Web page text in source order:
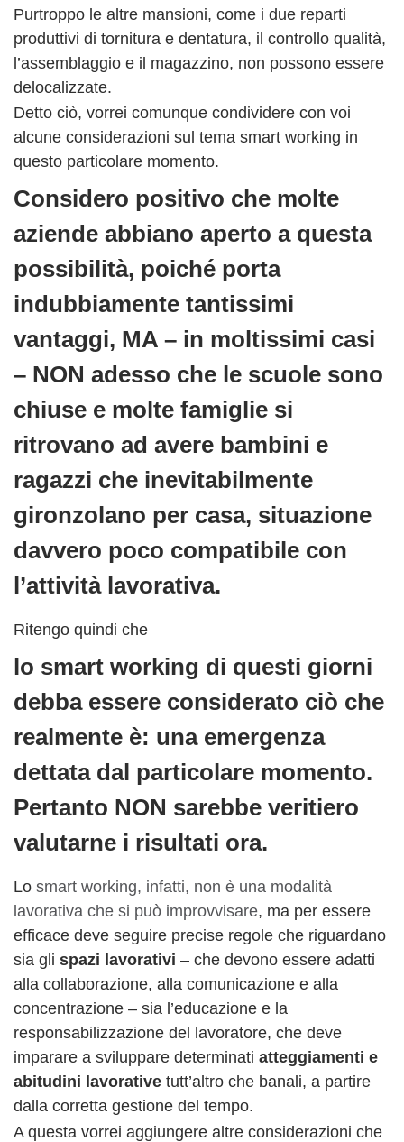
Purtroppo le altre mansioni, come i due reparti
produttivi di tornitura e dentatura, il controllo qualità,
l’assemblaggio e il magazzino, non possono essere
delocalizzate.
Detto ciò, vorrei comunque condividere con voi
alcune considerazioni sul tema smart working in
questo particolare momento.
Considero positivo che molte
aziende abbiano aperto a questa
possibilità, poiché porta
indubbiamente tantissimi
vantaggi, MA – in moltissimi casi
– NON adesso che le scuole sono
chiuse e molte famiglie si
ritrovano ad avere bambini e
ragazzi che inevitabilmente
gironzolano per casa, situazione
davvero poco compatibile con
l’attività lavorativa.
Ritengo quindi che
lo smart working di questi giorni
debba essere considerato ciò che
realmente è: una emergenza
dettata dal particolare momento.
Pertanto NON sarebbe veritiero
valutarne i risultati ora.
Lo smart working, infatti, non è una modalità
lavorativa che si può improvvisare, ma per essere
efficace deve seguire precise regole che riguardano
sia gli spazi lavorativi – che devono essere adatti
alla collaborazione, alla comunicazione e alla
concentrazione – sia l’educazione e la
responsabilizzazione del lavoratore, che deve
imparare a sviluppare determinati atteggiamenti e
abitudini lavorative tutt’altro che banali, a partire
dalla corretta gestione del tempo.
A questa vorrei aggiungere altre considerazioni che